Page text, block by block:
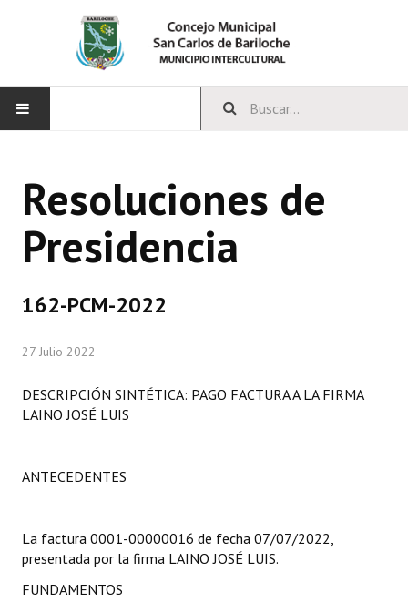
CONCEJO
Bloques Políticos
Comisiones Permanentes
Comisiones Especiales
Concejales Mandato Cumplido
LEGISLACIÓN
Constitución Provincial
Carta Orgánica 2007
Resoluciones de
Presidencia
162-PCM-2022
27 Julio 2022
DESCRIPCIÓN SINTÉTICA: PAGO FACTURA A LA FIRMA
LAINO JOSÉ LUIS
ANTECEDENTES
La factura 0001-00000016 de fecha 07/07/2022,
presentada por la firma LAINO JOSÉ LUIS.
FUNDAMENTOS